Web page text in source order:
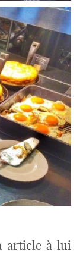
article à lui